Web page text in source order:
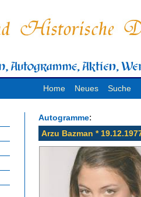
Home Neues Suche
Autogramme:
Arzu Bazman *